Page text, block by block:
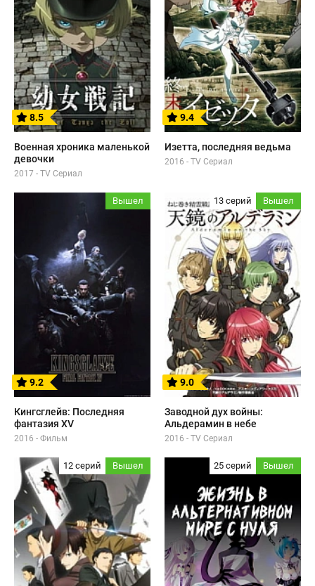
8.5
Военная хроника маленькой
девочки
2017 - TV Сериал
9.4
Изетта, последняя ведьма
2016 - TV Сериал
Вышел
9.2
Кингсглейв: Последняя
фантазия XV
2016 - Фильм
13 серий Вышел
9.0
Заводной дух войны:
Альдерамин в небе
2016 - TV Сериал
12 серий Вышел 25 серий Вышел